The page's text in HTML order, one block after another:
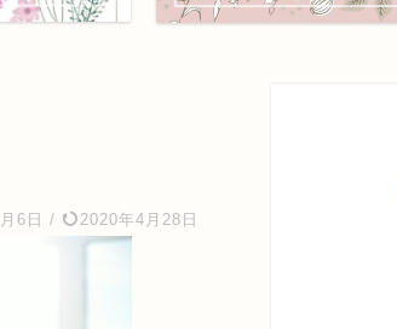
6日 / 2020年4月28日